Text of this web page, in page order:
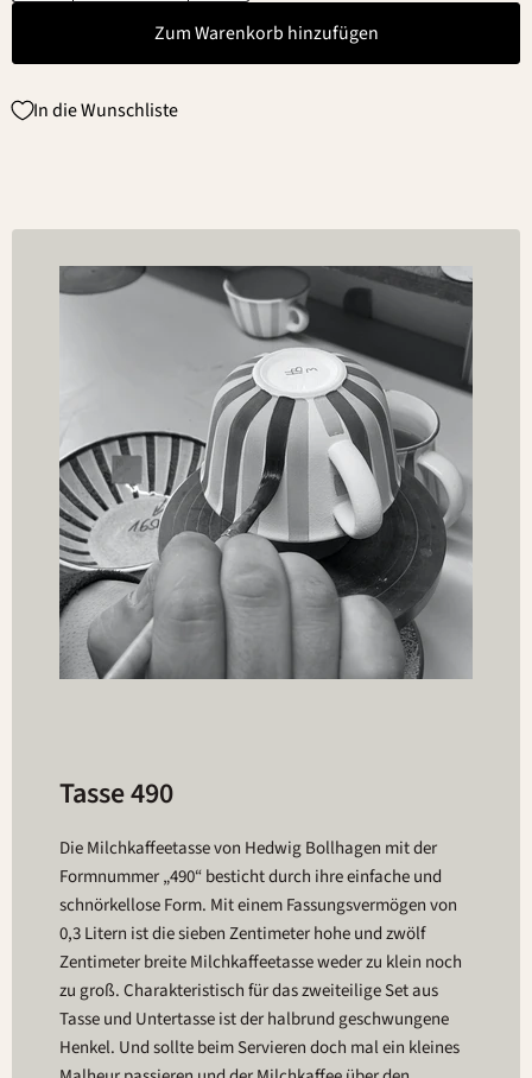
Zum Warenkorb hinzufügen
In die Wunschliste
Tasse 490
Die Milchkaffeetasse von Hedwig Bollhagen mit der
Formnummer „490“ besticht durch ihre einfache und
schnörkellose Form. Mit einem Fassungsvermögen von
0,3 Litern ist die sieben Zentimeter hohe und zwölf
Zentimeter breite Milchkaffeetasse weder zu klein noch
zu groß. Charakteristisch für das zweiteilige Set aus
Tasse und Untertasse ist der halbrund geschwungene
Henkel. Und sollte beim Servieren doch mal ein kleines